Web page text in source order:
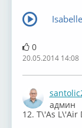
0
20.05.2014 14:08
админ
12. T\'As L\'Air